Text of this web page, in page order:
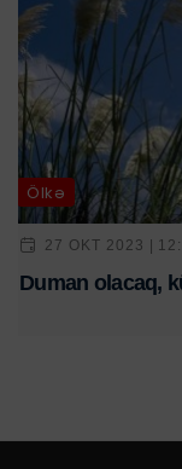
Ölkə
27 OKT 2023 |
Duman olacaq,